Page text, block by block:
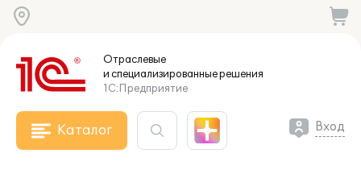
Отраслевые
и специализированныерешения
1С:Предприятие
Каталог Вход